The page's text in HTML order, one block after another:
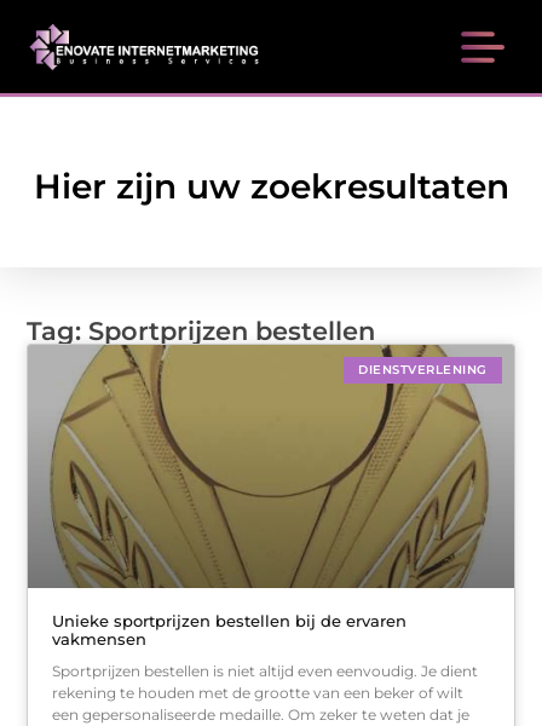
Hier zijn uw zoekresultaten
Tag: Sportprijzen bestellen
DIENSTVERLENING
Unieke sportprijzen bestellen bij de ervaren
vakmensen
Sportprijzen bestellen is niet altijd even eenvoudig. Je dient
rekening te houden met de grootte van een beker of wilt
een gepersonaliseerde medaille. Om zeker te weten dat je